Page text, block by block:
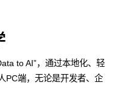
to AI”，通过本地化、轻
PC端，无论是开发者、企